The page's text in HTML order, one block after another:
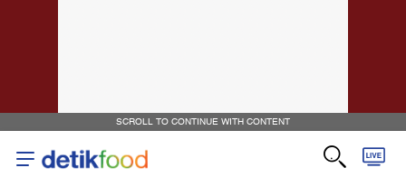
SCROLL TO CONTINUE WITH CONTENT